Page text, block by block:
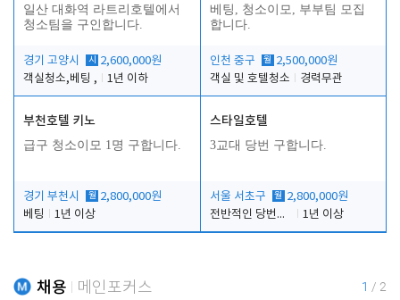
일산 대화역 라트리호텔에서
청소팀을 구인합니다.
경기 고양시 시
2,600,000원
객실청소,베팅 ,
1년 이하
베팅, 청소이모, 부부팀 모집
합니다.
인천 중구 월 2,500,000원
객실 및 호텔청소
경력무관
부천호텔 키노
급구 청소이모 1명 구합니다.
경기 부천시 월 2,800,000원
베팅
1년 이상
스타일호텔
3교대 당번 구합니다.
서울 서초구 월 2,800,000원
전반적인 당번업무
1년 이상
채용 메인포커스 1 / 2